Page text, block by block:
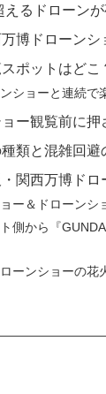
えるドローン
博ドローンシ
ポットはど
ンショーと連続で
ョー観覧前に
類と混雑回避
関西万博ド
ー＆ドローンシ
側から『
ーンショーの花